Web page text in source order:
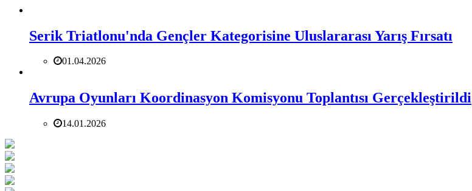
Serik Triatlonu'nda Gençler Kategorisine Uluslararası Yarış Fırsatı
01.04.2026
Avrupa Oyunları Koordinasyon Komisyonu Toplantısı Gerçekleştirildi
14.01.2026